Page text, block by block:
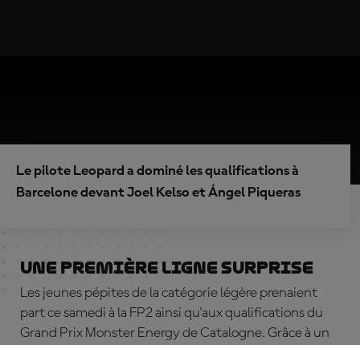
Le pilote Leopard a dominé les qualifications à
Barcelone devant Joel Kelso et Ángel Piqueras
Une première ligne surprise
Les jeunes pépites de la catégorie légère prenaient
part ce samedi à la FP2 ainsi qu'aux qualifications du
Grand Prix Monster Energy de Catalogne. Grâce à un